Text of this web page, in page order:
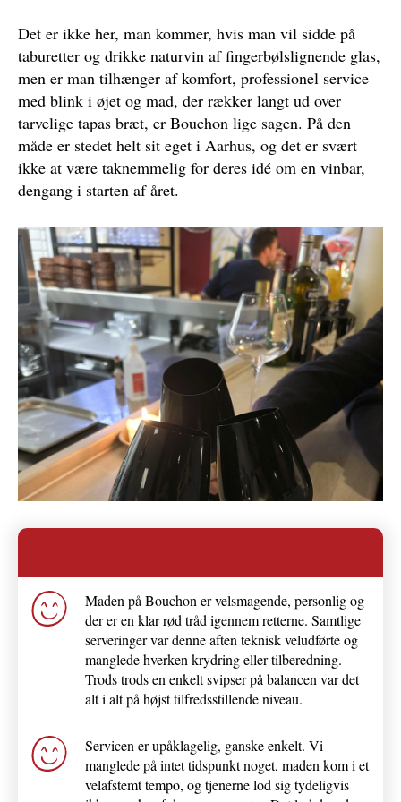
Det er ikke her, man kommer, hvis man vil sidde på
taburetter og drikke naturvin af fingerbølslignende glas,
men er man tilhænger af komfort, professionel service
med blink i øjet og mad, der rækker langt ud over
tarvelige tapas bræt, er Bouchon lige sagen. På den
måde er stedet helt sit eget i Aarhus, og det er svært
ikke at være taknemmelig for deres idé om en vinbar,
dengang i starten af året.
Maden på Bouchon er velsmagende, personlig og
der er en klar rød tråd igennem retterne. Samtlige
serveringer var denne aften teknisk veludførte og
manglede hverken krydring eller tilberedning.
Trods trods en enkelt svipser på balancen var det
alt i alt på højst tilfredsstillende niveau.
Servicen er upåklagelig, ganske enkelt. Vi
manglede på intet tidspunkt noget, maden kom i et
velafstemt tempo, og tjenerne lod sig tydeligvis